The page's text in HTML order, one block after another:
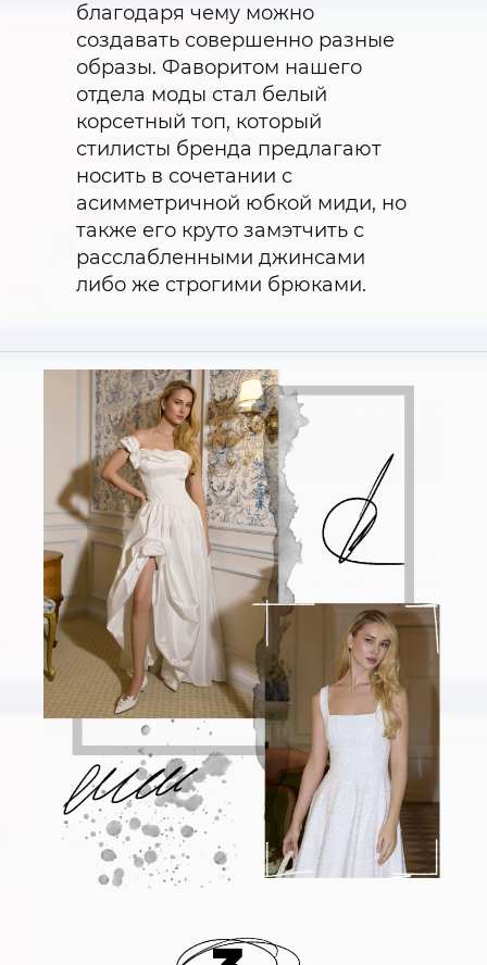
благодаря чему можно
создавать совершенно разные
образы. Фаворитом нашего
отдела моды стал белый
корсетный топ, который
стилисты бренда предлагают
носить в сочетании с
асимметричной юбкой миди, но
также его круто замэтчить с
расслабленными джинсами
либо же строгими брюками.